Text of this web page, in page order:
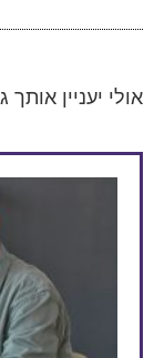
אולי יעניין אותך